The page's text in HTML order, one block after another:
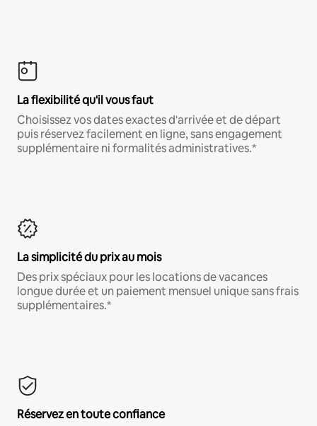
La flexibilité qu'il vous faut
Choisissez vos dates exactes d'arrivée et de départ
puis réservez facilement en ligne, sans engagement
supplémentaire ni formalités administratives.*
La simplicité du prix au mois
Des prix spéciaux pour les locations de vacances
longue durée et un paiement mensuel unique sans frais
supplémentaires.*
Réservez en toute confiance